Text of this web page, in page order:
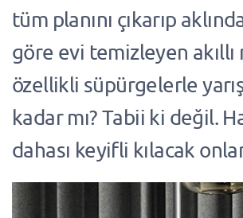
tüm planını çıkarıp
göre evi temizleyen
özellikli süpürgelerle
kadar mı? Tabii ki değil.
dahası keyifli kılacak